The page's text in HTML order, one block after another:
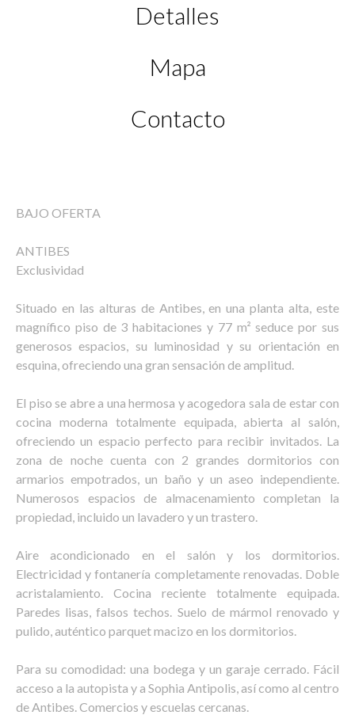
Detalles
Mapa
Contacto
BAJO OFERTA
ANTIBES
Exclusividad
Situado en las alturas de Antibes, en una planta alta, este
magnífico piso de 3 habitaciones y 77 m² seduce por sus
generosos espacios, su luminosidad y su orientación en
esquina, ofreciendo una gran sensación de amplitud.
El piso se abre a una hermosa y acogedora sala de estar con
cocina moderna totalmente equipada, abierta al salón,
ofreciendo un espacio perfecto para recibir invitados. La
zona de noche cuenta con 2 grandes dormitorios con
armarios empotrados, un baño y un aseo independiente.
Numerosos espacios de almacenamiento completan la
propiedad, incluido un lavadero y un trastero.
Aire acondicionado en el salón y los dormitorios.
Electricidad y fontanería completamente renovadas. Doble
acristalamiento. Cocina reciente totalmente equipada.
Paredes lisas, falsos techos. Suelo de mármol renovado y
pulido, auténtico parquet macizo en los dormitorios.
Para su comodidad: una bodega y un garaje cerrado. Fácil
acceso a la autopista y a Sophia Antipolis, así como al centro
de Antibes. Comercios y escuelas cercanas.